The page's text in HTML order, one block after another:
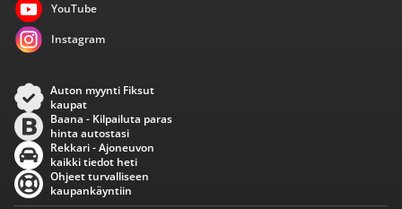
YouTube
Instagram
Auton myynti Fiksut
kaupat
Baana - Kilpailuta paras
hinta autostasi
Rekkari - Ajoneuvon
kaikki tiedot heti
Ohjeet turvalliseen
kaupankäyntiin